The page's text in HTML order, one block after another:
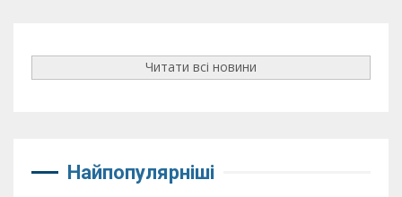
Читати всі новини
Найпопулярніші